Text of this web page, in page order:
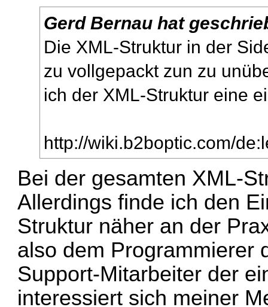
Gerd Bernau hat
Die XML-Struktur in der
zu vollgepackt zun zu
ich der XML-Struktur eine
http://wiki.b2boptic.com/
Bei der gesamten XML-
Allerdings finde ich den
Struktur näher an der
also dem Programmierer
Support-Mitarbeiter der
interessiert sich meiner